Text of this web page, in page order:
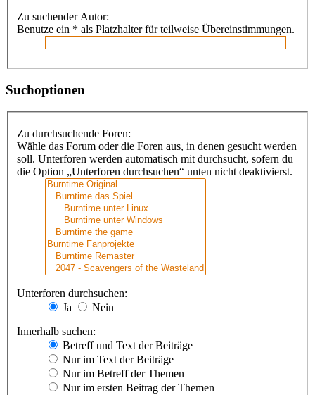
Zu suchender Autor:
Benutze ein * als Platzhalter für teilweise Übereinstimmungen.
Suchoptionen
Zu durchsuchende Foren:
Wähle das Forum oder die Foren aus, in denen gesucht werden
soll. Unterforen werden automatisch mit durchsucht, sofern du
die Option „Unterforen durchsuchen“ unten nicht deaktivierst.
Unterforen durchsuchen:
Ja
Nein
Innerhalb suchen:
Betreff und Text der Beiträge
Nur im Text der Beiträge
Nur im Betreff der Themen
Nur im ersten Beitrag der Themen